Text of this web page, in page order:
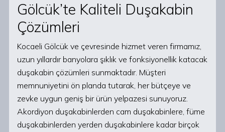
Gölcük’te Kaliteli Duşakabin
Çözümleri
Kocaeli Gölcük ve çevresinde hizmet veren firmamız,
uzun yıllardır banyolara şıklık ve fonksiyonellik katacak
duşakabin çözümleri sunmaktadır. Müşteri
memnuniyetini ön planda tutarak, her bütçeye ve
zevke uygun geniş bir ürün yelpazesi sunuyoruz.
Akordiyon duşakabinlerden cam duşakabinlere, füme
duşakabinlerden yerden duşakabinlere kadar birçok